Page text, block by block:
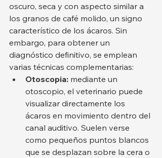
oscuro, seca y con aspecto similar a
los granos de café molido, un signo
característico de los ácaros. Sin
embargo, para obtener un
diagnóstico definitivo, se emplean
varias técnicas complementarias:
Otoscopia: mediante un
otoscopio, el veterinario puede
visualizar directamente los
ácaros en movimiento dentro del
canal auditivo. Suelen verse
como pequeños puntos blancos
que se desplazan sobre la cera o